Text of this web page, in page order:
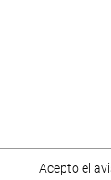
Acepto el